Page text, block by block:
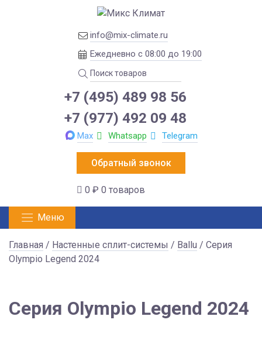
info@mix-climate.ru
Ежедневно с 08:00 до 19:00
+7 (495) 489 98 56
+7 (977) 492 09 48
Max Whatsapp Telegram
Обратный звонок
0 ₽ 0 товаров
Меню
Главная / Настенные сплит-системы / Ballu / Серия
Olympio Legend 2024
Серия Olympio Legend 2024